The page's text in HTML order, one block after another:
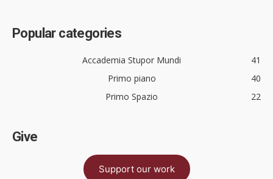
Popular categories
Accademia Stupor Mundi
41
Primo piano
40
Primo Spazio
22
Give
Support our work